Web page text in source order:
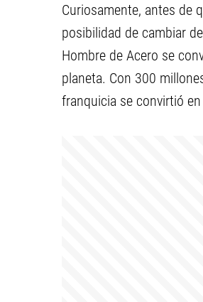
Curiosamente, antes de
posibilidad de cambiar
Hombre de Acero se
planeta. Con 300
franquicia se convirtió